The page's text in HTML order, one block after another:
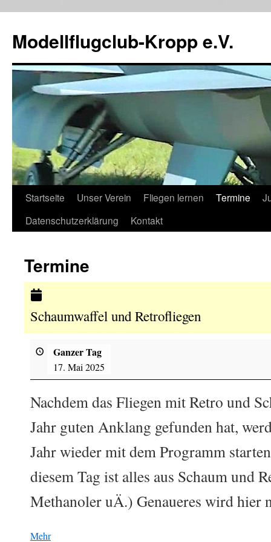
springen
Modellflugclub-Kropp e.V.
Startseite Unser Verein Fliegen lernen Termine
Datenschutzerklärung
Kontakt
Termine
Schaumwaffel und Retrofliegen
Ganzer Tag
17. Mai 2025
Nachdem das Fliegen mit Retro und
Jahr guten Anklang gefunden hat,
Jahr wieder mit dem Programm
diesem Tag ist alles aus Schaum und
Methanoler uÄ.) Genaueres wird hier
Mehrüber